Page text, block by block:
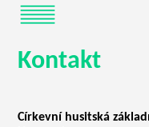
Kontakt
Církevní husitská